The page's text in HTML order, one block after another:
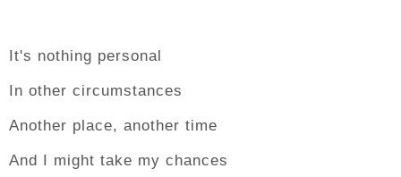
It's nothing personal
In other circumstances
Another place, another time
And I might take my chances